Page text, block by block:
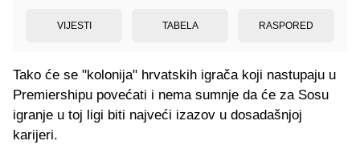
VIJESTI TABELA RASPORED
Tako će se "kolonija" hrvatskih igrača koji nastupaju u
Premiershipu povećati i nema sumnje da će za Sosu
igranje u toj ligi biti najveći izazov u dosadašnjoj
karijeri.